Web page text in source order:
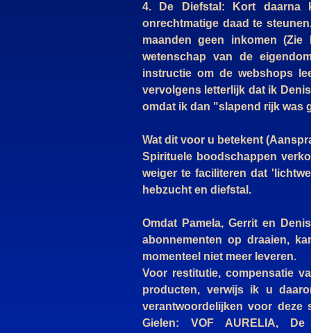
4. De Diefstal: Kort daarna
onrechtmatige daad te
maanden geen inkomen
wetenschap van de
instructie om de webshops
vervolgens letterlijk dat ik
omdat ik dan "slapend rijk was
Wat dit voor u betekent
Spirituele boodschappen
weiger te faciliteren dat
hebzucht en diefstal.
Omdat Pamela, Gerrit en
abonnementen op draaien,
momenteel niet meer leveren.
Voor restitutie, compensatie
producten, verwijs ik u
verantwoordelijken voor deze
Gielen: VOF AURELIA,